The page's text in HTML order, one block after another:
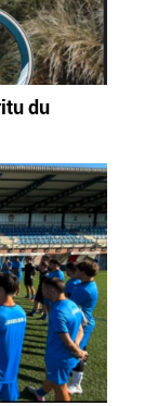
du